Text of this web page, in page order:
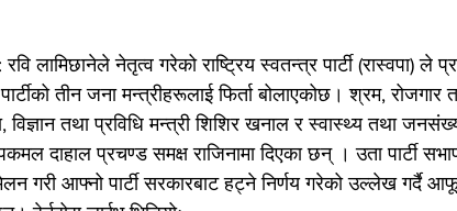
लामिछानेले नेतृत्व गरेको राष्ट्रिय स्वतन्त्र पार्टी (रास्वपा) ले
तीन जना मन्त्रीहरूलाई फिर्ता बोलाएकोछ। श्रम, रोजगार
विज्ञान तथा प्रविधि मन्त्री शिशिर खनाल र स्वास्थ्य तथा
दाहाल प्रचण्ड समक्ष राजिनामा दिएका छन् । उता पार्टी
गरी आफ्नो पार्टी सरकारबाट हट्ने निर्णय गरेको उल्लेख गर्दै